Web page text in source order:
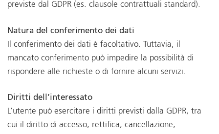
previste dal GDPR (es. clausole contrattuali standard).
Natura del conferimento dei dati
Il conferimento dei dati è facoltativo. Tuttavia, il
mancato conferimento può impedire la possibilità di
rispondere alle richieste o di fornire alcuni servizi.
Diritti dell’interessato
L’utente può esercitare i diritti previsti dalla GDPR, tra
cui il diritto di accesso, rettifica, cancellazione,